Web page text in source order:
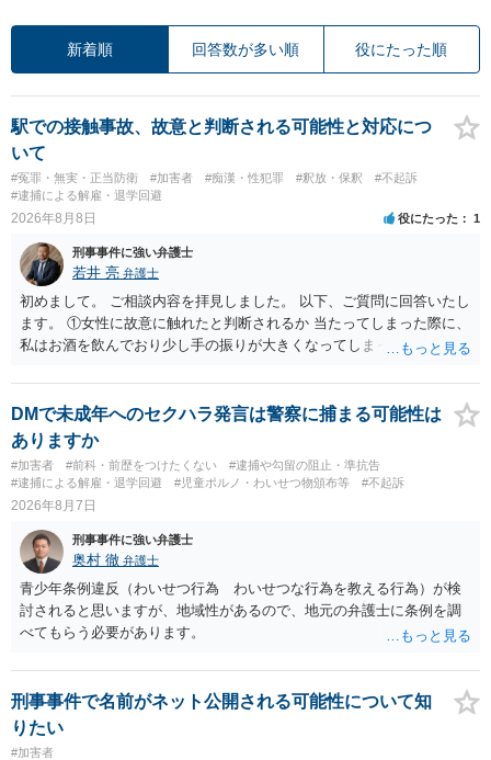
新着順 回答数が多い順 役にたった順
駅での接触事故、故意と判断される可能性と対応につ
いて
#冤罪・無実・正当防衛 #加害者 #痴漢・性犯罪 #釈放・保釈
#不起訴
#逮捕による解雇・退学回避
2026年8月8日 役にたった 1
刑事事件に強い弁護士
若井 亮 弁護士
初めまして。 ご相談内容を拝見しました。 以下、ご質問に回答いたし
ます。 ①女性に故意に触れたと判断されるか 当たってしまった際に、
私はお酒を飲んでおり少し手の振りが大きくなってしまっていたこと
いた場合、故意だと判定されやすいのでしょうか？ お伺いする限り、
故意があると判断されることは無いかと思います。 ②逮捕、呼び出し
の可能性 この行為により、痴漢やその他の犯罪を犯したとして、逮
捕、呼び出しされる可能性はどれほどでしょうか？ 誤って当たってし
まっただけであり、さらにその場で女性等のアクションが無かったこ
とからすると、この後に呼び出される可能性は極めて低いと思いま
能性があると考えれば良いのでしょうか？ 逮捕や呼び出しの可能性は
極めて低いと思います。 連絡が来ることはないでしょう。
DMで未成年へのセクハラ発言は警察に捕まる可能性は
ありますか
#加害者 #前科・前歴をつけたくない
#逮捕や勾留の阻止・準抗告
#逮捕による解雇・退学回避
#児童ポルノ・わいせつ物頒布等 #不起訴
2026年8月7日
刑事事件に強い弁護士
奥村 徹 弁護士
青少年条例違反（わいせつ行為 わいせつな行為を教える行為）が検
討されると思いますが、地域性があるので、地元の弁護士に条例を調
べてもらう必要があります。
刑事事件で名前がネット公開される可能性について知
りたい
#加害者